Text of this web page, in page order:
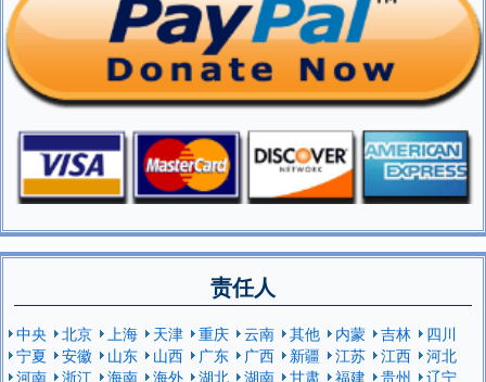
责任人
中央 北京 上海 天津 重庆 云南 其他 内蒙 吉林
四川
宁夏
安徽 山东 山西 广东 广西 新疆 江苏 江西
河北
河南
浙江 海南 海外 湖北 湖南 甘肃 福建 贵州
辽宁